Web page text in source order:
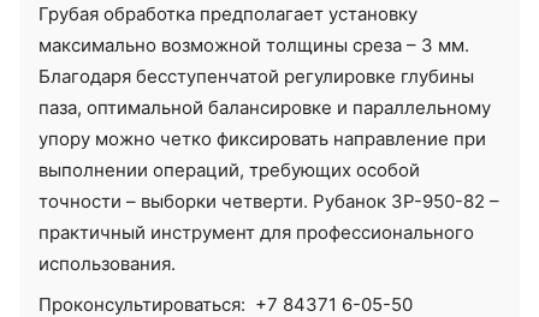
Грубая обработка предполагает установку
максимально возможной толщины среза – 3 мм.
Благодаря бесступенчатой регулировке глубины
паза, оптимальной балансировке и параллельному
упору можно четко фиксировать направление при
выполнении операций, требующих особой
точности – выборки четверти. Рубанок ЗР-950-82 –
практичный инструмент для профессионального
использования.
Проконсультироваться: +7 84371 6-05-50